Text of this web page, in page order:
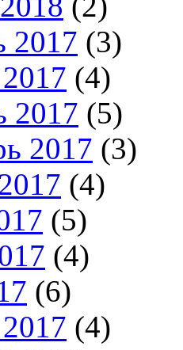
2017 (3)
(4)
2017 (5)
2017 (3)
(4)
(5)
(4)
(6)
(4)